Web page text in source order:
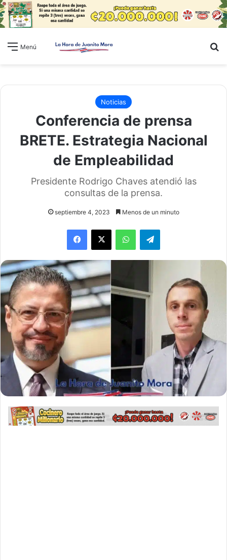
Menú
Noticias
Conferencia de prensa
BRETE. Estrategia Nacional
de Empleabilidad
Presidente Rodrigo Chaves atendió las
consultas de la prensa.
septiembre 4, 2023 Menos de un minuto
WhatsAppTelegram